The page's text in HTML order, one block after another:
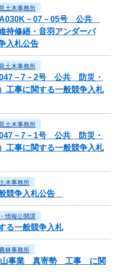
土木事務所
A030K－07－05号 公共
持修繕・音羽アンダーパ
入札公告
土木事務所
047－7－2号 公共 防災・
工事に関する一般競争入札
土木事務所
047－7－1号 公共 防災・
工事に関する一般競争入札
木事務所
競争入札公告
情報公開課
る一般競争入札
林事務所
山事業 真寄勢 工事 に関